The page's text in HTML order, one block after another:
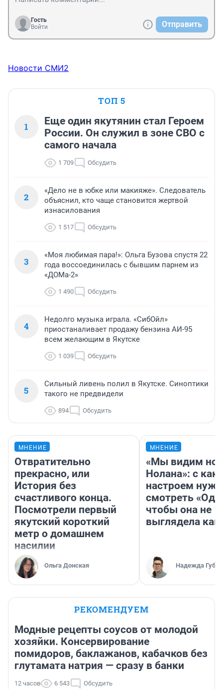
Гость
Войти
Отправить
Новости СМИ2
ТОП 5
1
Еще один якутянин стал Героем
России. Он служил в зоне СВО с
самого начала
1 709 Обсудить
2
«Дело не в юбке или макияже». Следователь
объяснил, кто чаще становится жертвой
изнасилования
1 517 Обсудить
3
«Моя любимая пара!»: Ольга Бузова спустя 22
года воссоединилась с бывшим парнем из
«ДОМа-2»
1 490 Обсудить
4
Недолго музыка играла. «СибОйл»
приостаналивает продажу бензина АИ-95
всем желающим в Якутске
1 039 Обсудить
5
Сильный ливень полил в Якутске. Синоптики
такого не предвидели
894 Обсудить
МНЕНИЕ
Отвратительно
прекрасно, или
История без
счастливого конца.
Посмотрели первый
якутский короткий
метр о домашнем
насилии
Ольга Донская
МНЕНИЕ
«Мы видим
Нолана»: с
настроем
смотреть
чтобы она не
выглядела как
Надежда
РЕКОМЕНДУЕМ
Модные рецепты соусов от молодой
хозяйки. Консервирование
помидоров, баклажанов, кабачков без
глутамата натрия — сразу в банки
12 часов 6 543 Обсудить